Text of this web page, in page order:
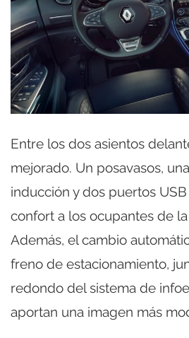
Entre los dos asientos
mejorado. Un posavasos,
inducción y dos puertos
confort a los ocupantes de
Además, el cambio
freno de estacionamiento,
redondo del sistema de
aportan una imagen más